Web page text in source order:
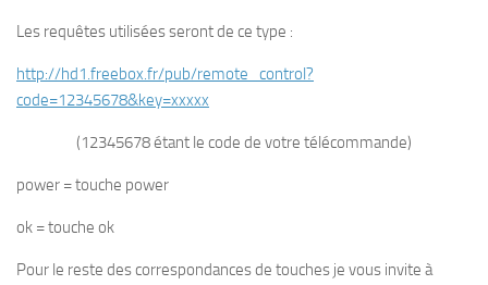
Les requêtes utilisées seront de ce type :
http://hd1.freebox.fr/pub/remote_control?
code=12345678&key=xxxxx
(12345678 étant le code de votre télécommande)
power = touche power
ok = touche ok
Pour le reste des correspondances de touches je vous invite à